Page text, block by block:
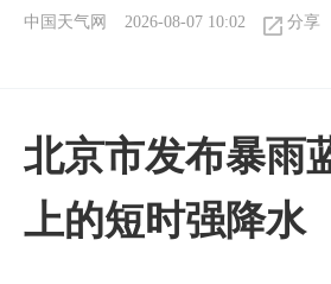
中国天气网 2026-08-07 10:02 分享
北京市发布暴雨
上的短时强降水